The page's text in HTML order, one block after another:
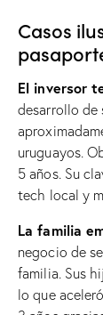
Casos
El inversor
desarrollo
uruguayos.
5 años. Su
tech local y
La familia
negocio de
familia. Sus
lo que